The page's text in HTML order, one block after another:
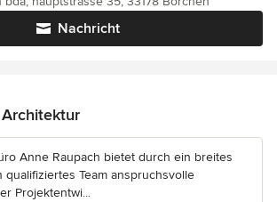
Nachricht
Anne Raupach bietet durch ein breites
qualifiziertes Team anspruchsvolle
Projektentwi...